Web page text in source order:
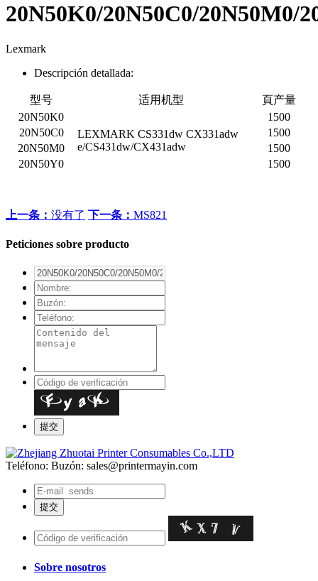
20N50K0/20N50C0/20N50M0/
Lexmark
Descripción detallada:
型号 适用机型
頁产量
20N50K0
LEXMARK CS331dw CX331adw
e/CS431dw/CX431adw
1500
20N50C0
1500
20N50M0
1500
20N50Y0
1500
上一条： 没有了 下一条： MS821
Peticiones sobre producto
Teléfono: Buzón: sales@printermayin.com
Sobre nosotros